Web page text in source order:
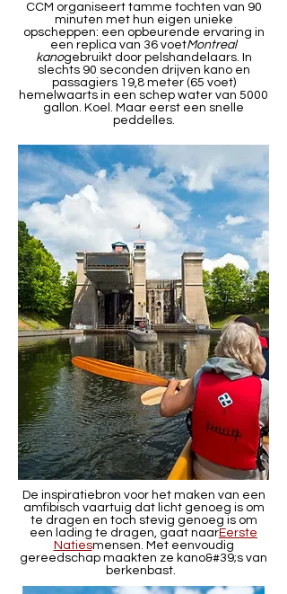
CCM organiseert tamme tochten van 90
minuten met hun eigen unieke
opscheppen: een opbeurende ervaring in
een replica van 36 voetMontreal
kanogebruikt door pelshandelaars. In
slechts 90 seconden drijven kano en
passagiers 19,8 meter (65 voet)
hemelwaarts in een schep water van 5000
gallon. Koel. Maar eerst een snelle
peddelles.
De inspiratiebron voor het maken van een
amfibisch vaartuig dat licht genoeg is om
te dragen en toch stevig genoeg is om
een lading te dragen, gaat naarEerste
Natiesmensen. Met eenvoudig
gereedschap maakten ze kano&#39;s van
berkenbast.